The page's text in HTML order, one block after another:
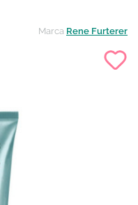
Marca Rene Furterer